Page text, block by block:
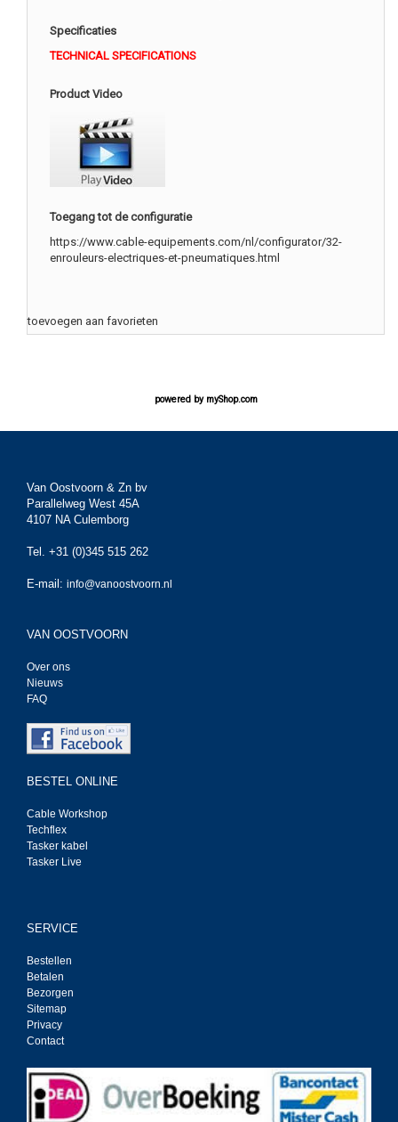
Specificaties
TECHNICAL SPECIFICATIONS
Product Video
Toegang tot de configuratie
https://www.cable-equipements.com/nl/configurator/32-
enrouleurs-electriques-et-pneumatiques.html
toevoegen aan favorieten
powered by myShop.com
Van Oostvoorn & Zn bv
Parallelweg West 45A
4107 NA Culemborg
Tel. +31 (0)345 515 262
E-mail: info@vanoostvoorn.nl
VAN OOSTVOORN
Over ons
Nieuws
FAQ
BESTEL ONLINE
Cable Workshop
Techflex
Tasker kabel
Tasker Live
SERVICE
Bestellen
Betalen
Bezorgen
Sitemap
Privacy
Contact